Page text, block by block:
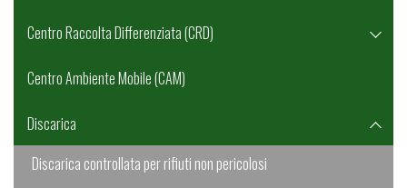
Centro Raccolta Differenziata (CRD)
Centro Ambiente Mobile (CAM)
Discarica
Discarica controllata per rifiuti non pericolosi